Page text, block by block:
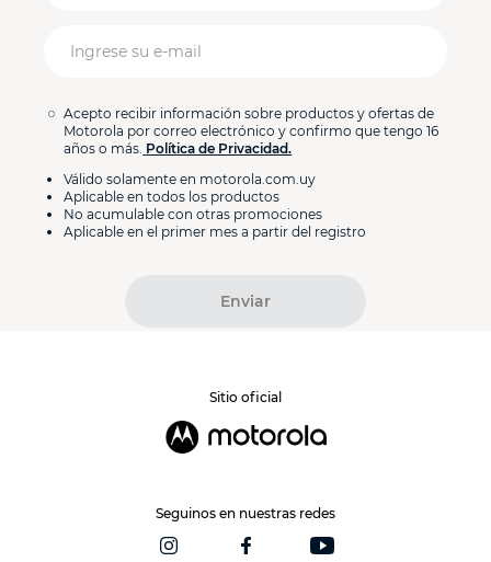
Enviar
Acepto recibir información sobre productos y ofertas de
Motorola por correo electrónico y confirmo que tengo 16
años o más. Política de Privacidad.
Válido solamente en motorola.com.uy
Aplicable en todos los productos
No acumulable con otras promociones
Aplicable en el primer mes a partir del registro
Sitio oficial
Seguinos en nuestras redes